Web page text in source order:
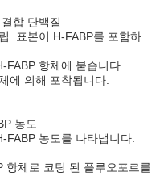
합 단백질
. 표본이 H-FABP를 포함하
FABP 항체에 붙습니다.
에 의해 포착됩니다.
농도
FABP 농도를 나타냅니다.
항체로 코팅 된 플루오포르를